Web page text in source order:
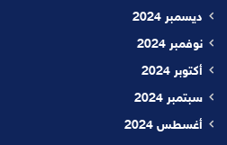
ديسمبر 2024
نوفمبر 2024
أكتوبر 2024
سبتمبر 2024
أغسطس 2024